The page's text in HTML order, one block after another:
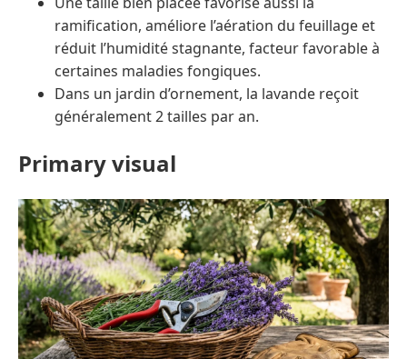
ramification, améliore l’aération du feuillage et
réduit l’humidité stagnante, facteur favorable à
certaines maladies fongiques.
Dans un jardin d’ornement, la lavande reçoit
généralement 2 tailles par an.
Primary visual